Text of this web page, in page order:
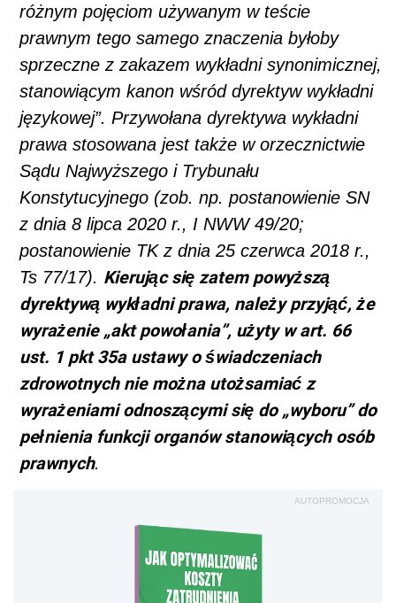
różnym pojęciom używanym w teście
prawnym tego samego znaczenia byłoby
sprzeczne z zakazem wykładni synonimicznej,
stanowiącym kanon wśród dyrektyw wykładni
językowej”. Przywołana dyrektywa wykładni
prawa stosowana jest także w orzecznictwie
Sądu Najwyższego i Trybunału
Konstytucyjnego (zob. np. postanowienie SN
z dnia 8 lipca 2020 r., I NWW 49/20;
postanowienie TK z dnia 25 czerwca 2018 r.,
Ts 77/17). Kierując się zatem powyższą
dyrektywą wykładni prawa, należy przyjąć, że
wyrażenie „akt powołania”, użyty w art. 66
ust. 1 pkt 35a ustawy o świadczeniach
zdrowotnych nie można utożsamiać z
wyrażeniami odnoszącymi się do „wyboru” do
pełnienia funkcji organów stanowiących osób
prawnych.
AUTOPROMOCJA